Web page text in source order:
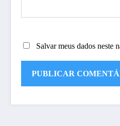
Salvar meus dados neste